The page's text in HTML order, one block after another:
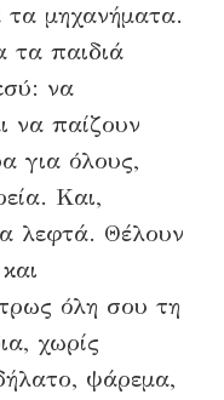
τα μηχανήματα.
τα παιδιά
να
να παίζουν
για όλους,
Και,
λεφτά. Θέλουν
όλη σου τη
χωρίς
ψάρεμα,